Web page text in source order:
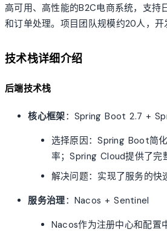
高可用、高性能的B2C电商系统，支持
和订单处理。项目团队规模约20人，开
技术栈详细介绍
后端技术栈
核心框架：Spring Boot 2.7 +
选择原因：Spring Boot简
率；Spring Cloud提供了完
解决问题：实现了服务的快
服务治理：Nacos + Sentinel
Nacos作为注册中心和配置